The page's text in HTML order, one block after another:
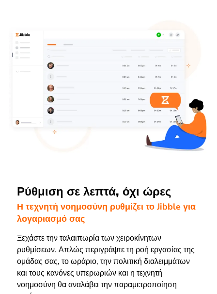
Ρύθμιση σε λεπτά, όχι ώρες
Η τεχνητή νοημοσύνη ρυθμίζει το Jibble για
λογαριασμό σας
Ξεχάστε την ταλαιπωρία των χειροκίνητων
ρυθμίσεων. Απλώς περιγράψτε τη ροή εργασίας της
ομάδας σας, το ωράριο, την πολιτική διαλειμμάτων
και τους κανόνες υπερωριών και η τεχνητή
νοημοσύνη θα αναλάβει την παραμετροποίηση